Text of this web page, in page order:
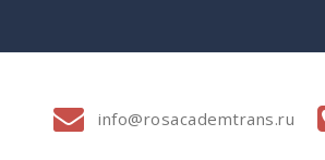
info@rosacademtrans.ru